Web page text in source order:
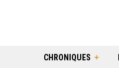
CHRONIQUES